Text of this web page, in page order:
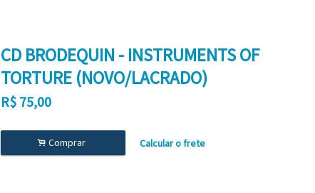
CD BRODEQUIN - INSTRUMENTS OF
TORTURE (NOVO/LACRADO)
R$ 75,00
. Comprar Calcular o frete